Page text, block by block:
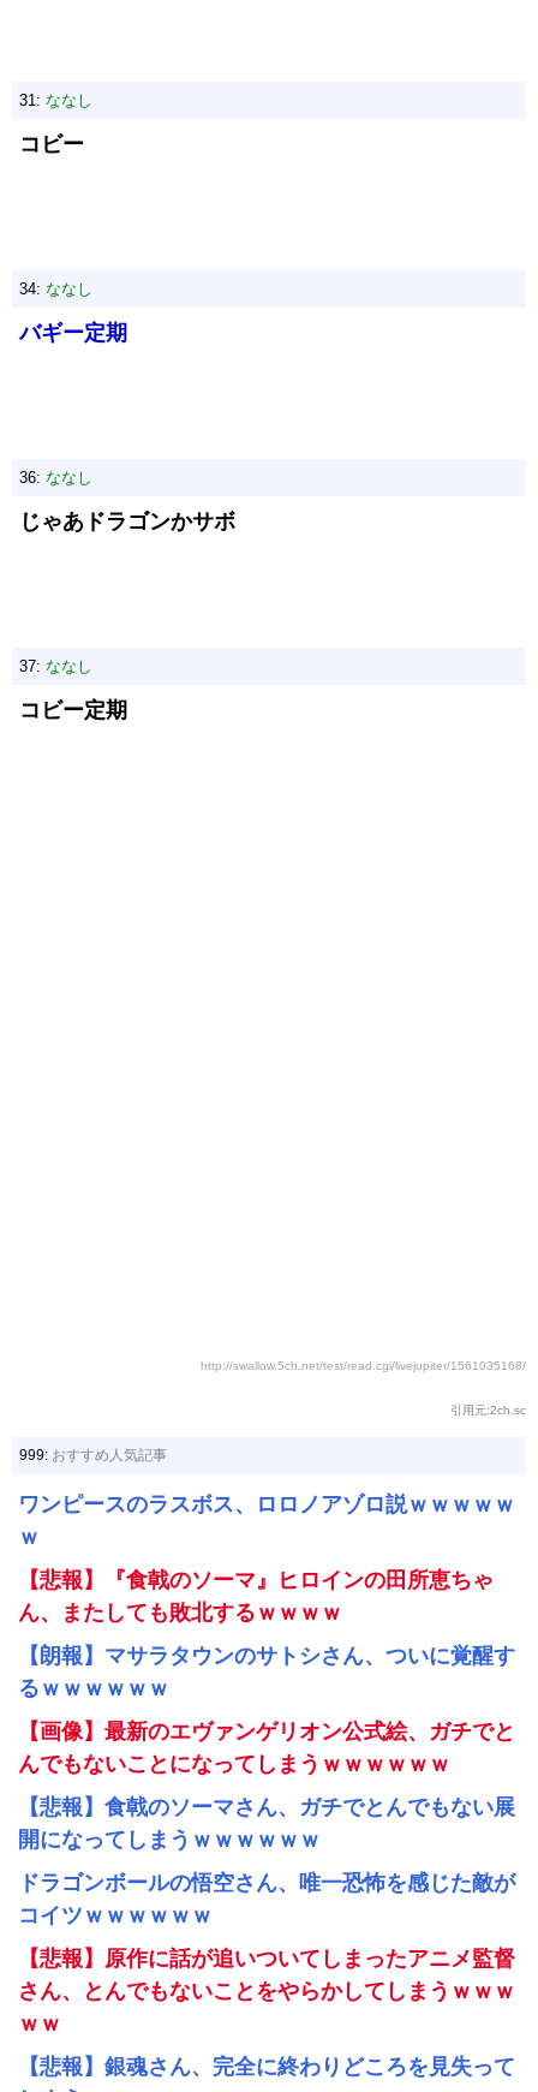
31: ななし
コビー
34: ななし
バギー定期
36: ななし
じゃあドラゴンかサボ
37: ななし
コビー定期
http://swallow.5ch.net/test/read.cgi/livejupiter/1561035168/
引用元:2ch.sc
999: おすすめ人気記事
ワンピースのラスボス、ロロノアゾロ説ｗｗｗｗｗ
ｗ
【悲報】『食戟のソーマ』ヒロインの田所恵ちゃ
ん、またしても敗北するｗｗｗｗ
【朗報】マサラタウンのサトシさん、ついに覚醒す
るｗｗｗｗｗｗ
【画像】最新のエヴァンゲリオン公式絵、ガチでと
んでもないことになってしまうｗｗｗｗｗｗ
【悲報】食戟のソーマさん、ガチでとんでもない展
開になってしまうｗｗｗｗｗｗ
ドラゴンボールの悟空さん、唯一恐怖を感じた敵が
コイツｗｗｗｗｗｗ
【悲報】原作に話が追いついてしまったアニメ監督
さん、とんでもないことをやらかしてしまうｗｗｗ
ｗｗ
【悲報】銀魂さん、完全に終わりどころを見失って